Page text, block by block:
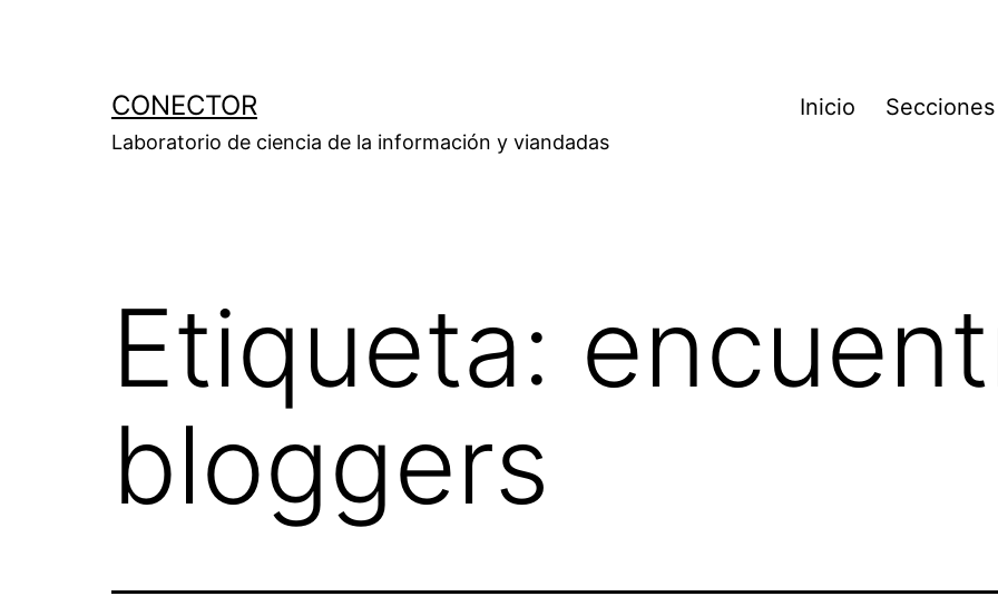
CONECTOR
Laboratorio de ciencia de la información y viandadas
Inicio Secciones
Etiqueta:
bloggers